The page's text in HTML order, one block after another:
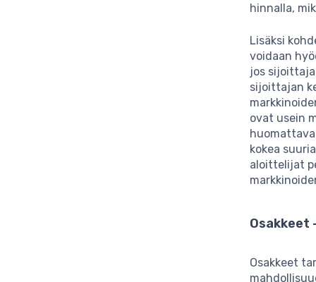
hinnalla,
Lisäksi
voidaan
jos
sijoittajan
ovat usein
kokea
aloittelijat
Osakkeet